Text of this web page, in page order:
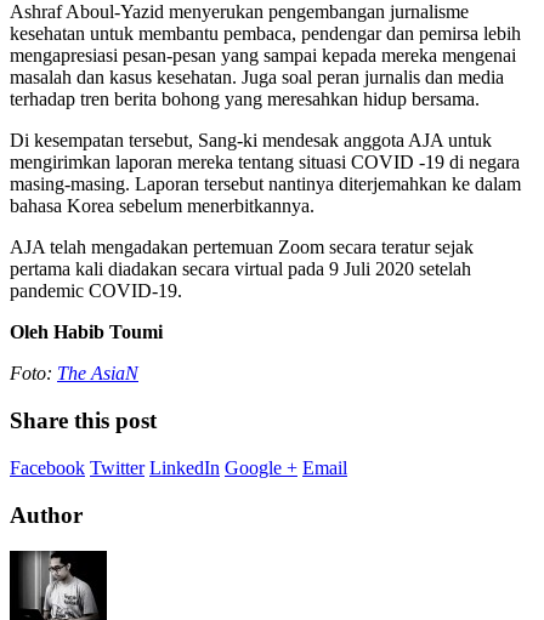
Ashraf Aboul-Yazid menyerukan pengembangan jurnalisme
kesehatan untuk membantu pembaca, pendengar dan pemirsa lebih
mengapresiasi pesan-pesan yang sampai kepada mereka mengenai
masalah dan kasus kesehatan. Juga soal peran jurnalis dan media
terhadap tren berita bohong yang meresahkan hidup bersama.
Di kesempatan tersebut, Sang-ki mendesak anggota AJA untuk
mengirimkan laporan mereka tentang situasi COVID -19 di negara
masing-masing. Laporan tersebut nantinya diterjemahkan ke dalam
bahasa Korea sebelum menerbitkannya.
AJA telah mengadakan pertemuan Zoom secara teratur sejak
pertama kali diadakan secara virtual pada 9 Juli 2020 setelah
pandemic COVID-19.
Oleh Habib Toumi
Foto: The AsiaN
Share this post
Facebook Twitter LinkedIn Google + Email
Author